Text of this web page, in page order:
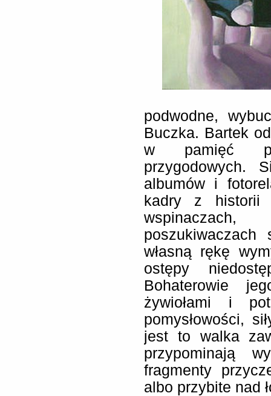
podwodne,
Buczka. Bartek
w pamięć
przygodowych.
albumów i
kadry z historii
własną rękę
ostępy
Bohaterowie
żywiołami i
pomysłowości,
jest to walka
przypominają
fragmenty
albo przybite nad